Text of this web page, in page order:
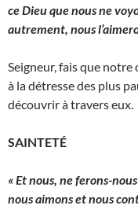
ce Dieu que nous ne
autrement, nous
Seigneur, fais que
à la détresse des plus
découvrir à travers eux.
SAINTETÉ
« Et nous, ne ferons-
nous aimons et nous